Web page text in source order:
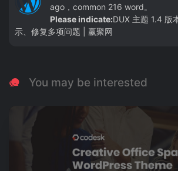
ago，common 216 word。
Please indicate:DUX 主题 1.4 版
示、修复多项问题 | 赢聚网
You may be interested